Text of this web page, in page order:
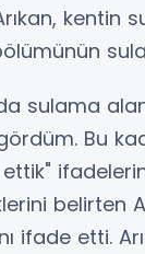
kentin
sulama
Bu
belirten
ifade etti.